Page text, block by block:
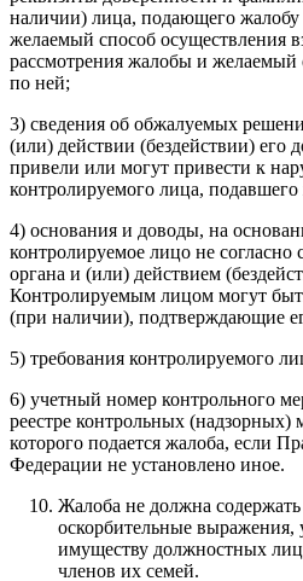
наличии) лица, подающего жалобу
желаемый способ осуществления
рассмотрения жалобы и желаемый
по ней;
3) сведения об обжалуемых
(или) действии (бездействии) его
привели или могут привести к
контролируемого лица, подавшего
4) основания и доводы, на
контролируемое лицо не
органа и (или) действием
Контролируемым лицом могут
(при наличии), подтверждающие
5) требования контролируемого
6) учетный номер контрольного
реестре контрольных
которого подается жалоба, если
Федерации не установлено иное.
Жалоба не должна
оскорбительные
имуществу должностных
членов их семей.